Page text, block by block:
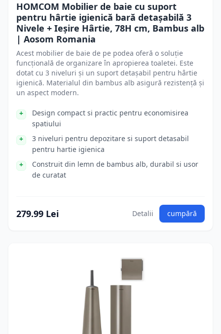
HOMCOM Mobilier de baie cu suport
pentru hârtie igienică bară detașabilă 3
Nivele + Ieșire Hârtie, 78H cm, Bambus alb
| Aosom Romania
Acest mobilier de baie de pe podea oferă o soluție
funcțională de organizare în apropierea toaletei. Este
dotat cu 3 niveluri și un suport detașabil pentru hârtie
igienică. Materialul din bambus alb asigură rezistență și
un aspect modern.
Design compact si practic pentru economisirea
spatiului
3 niveluri pentru depozitare si suport detasabil
pentru hartie igienica
Construit din lemn de bambus alb, durabil si usor
de curatat
279.99 Lei Detalii cumpără